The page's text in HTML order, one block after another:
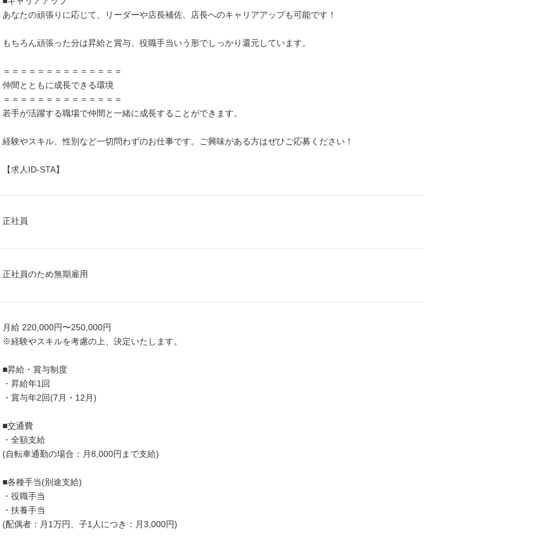
あなたの頑張りに応じて、リーダーや店長補佐、店長へのキャリアアップも可能です！
もちろん頑張った分は昇給と賞与、役職手当いう形でしっかり還元しています。
＝＝＝＝＝＝＝＝＝＝＝＝＝＝
仲間とともに成長できる環境
＝＝＝＝＝＝＝＝＝＝＝＝＝＝
若手が活躍する職場で仲間と一緒に成長することができます。
経験やスキル、性別など一切問わずのお仕事です。ご興味がある方はぜひご応募ください！
【求人ID-STA】
正社員
正社員のため無期雇用
月給 220,000円〜250,000円
※経験やスキルを考慮の上、決定いたします。
■昇給・賞与制度
・昇給年1回
・賞与年2回(7月・12月)
■交通費
・全額支給
(自転車通勤の場合：月8,000円まで支給)
■各種手当(別途支給)
・役職手当
・扶養手当
(配偶者：月1万円、子1人につき：月3,000円)